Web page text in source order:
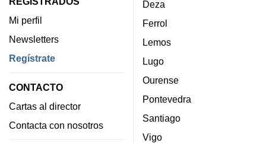
Mi perfil
Newsletters
Regístrate
CONTACTO
Cartas al director
Contacta con nosotros
Deza
Ferrol
Lemos
Lugo
Ourense
Pontevedra
Santiago
Vigo